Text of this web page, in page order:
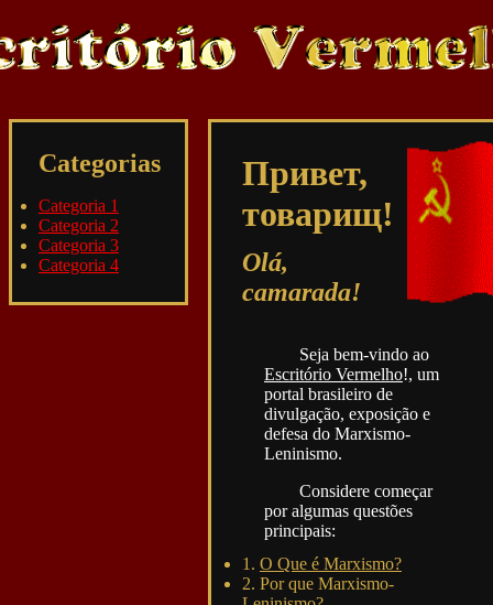
Categorias
Categoria 1
Categoria 2
Categoria 3
Categoria 4
Привет,
товарищ!
Olá,
camarada!
Seja bem-vindo ao
Escritório Vermelho!, um
portal brasileiro de
divulgação, exposição e
defesa do Marxismo-
Leninismo.
Considere começar
por algumas questões
principais:
1. O Que é Marxismo?
2. Por que Marxismo-